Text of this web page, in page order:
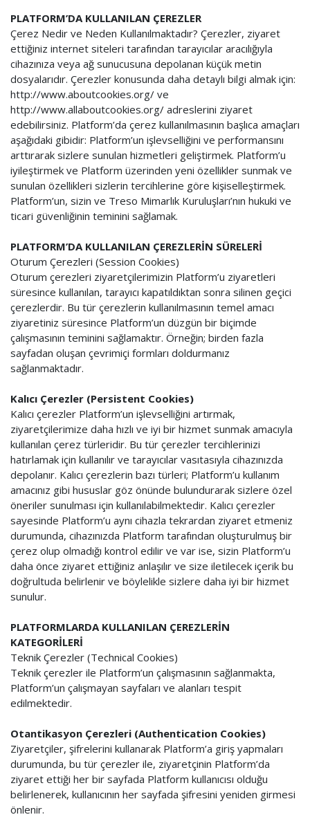
PLATFORM’DA KULLANILAN ÇEREZLER
Çerez Nedir ve Neden Kullanılmaktadır? Çerezler, ziyaret
ettiğiniz internet siteleri tarafından tarayıcılar aracılığıyla
cihazınıza veya ağ sunucusuna depolanan küçük metin
dosyalarıdır. Çerezler konusunda daha detaylı bilgi almak için:
http://www.aboutcookies.org/ ve
http://www.allaboutcookies.org/ adreslerini ziyaret
edebilirsiniz. Platform’da çerez kullanılmasının başlıca amaçları
aşağıdaki gibidir: Platform’un işlevselliğini ve performansını
arttırarak sizlere sunulan hizmetleri geliştirmek. Platform’u
iyileştirmek ve Platform üzerinden yeni özellikler sunmak ve
sunulan özellikleri sizlerin tercihlerine göre kişiselleştirmek.
Platform’un, sizin ve Treso Mimarlık Kuruluşları’nın hukuki ve
ticari güvenliğinin teminini sağlamak.
PLATFORM’DA KULLANILAN ÇEREZLERİN SÜRELERİ
Oturum Çerezleri (Session Cookies)
Oturum çerezleri ziyaretçilerimizin Platform’u ziyaretleri
süresince kullanılan, tarayıcı kapatıldıktan sonra silinen geçici
çerezlerdir. Bu tür çerezlerin kullanılmasının temel amacı
ziyaretiniz süresince Platform’un düzgün bir biçimde
çalışmasının teminini sağlamaktır. Örneğin; birden fazla
sayfadan oluşan çevrimiçi formları doldurmanız
sağlanmaktadır.
Kalıcı Çerezler (Persistent Cookies)
Kalıcı çerezler Platform’un işlevselliğini artırmak,
ziyaretçilerimize daha hızlı ve iyi bir hizmet sunmak amacıyla
kullanılan çerez türleridir. Bu tür çerezler tercihlerinizi
hatırlamak için kullanılır ve tarayıcılar vasıtasıyla cihazınızda
depolanır. Kalıcı çerezlerin bazı türleri; Platform’u kullanım
amacınız gibi hususlar göz önünde bulundurarak sizlere özel
öneriler sunulması için kullanılabilmektedir. Kalıcı çerezler
sayesinde Platform’u aynı cihazla tekrardan ziyaret etmeniz
durumunda, cihazınızda Platform tarafından oluşturulmuş bir
çerez olup olmadığı kontrol edilir ve var ise, sizin Platform’u
daha önce ziyaret ettiğiniz anlaşılır ve size iletilecek içerik bu
doğrultuda belirlenir ve böylelikle sizlere daha iyi bir hizmet
sunulur.
PLATFORMLARDA KULLANILAN ÇEREZLERİN
KATEGORİLERİ
Teknik Çerezler (Technical Cookies)
Teknik çerezler ile Platform’un çalışmasının sağlanmakta,
Platform’un çalışmayan sayfaları ve alanları tespit
edilmektedir.
Otantikasyon Çerezleri (Authentication Cookies)
Ziyaretçiler, şifrelerini kullanarak Platform’a giriş yapmaları
durumunda, bu tür çerezler ile, ziyaretçinin Platform’da
ziyaret ettiği her bir sayfada Platform kullanıcısı olduğu
belirlenerek, kullanıcının her sayfada şifresini yeniden girmesi
önlenir.